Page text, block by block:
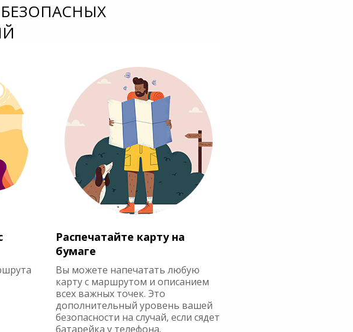
Распечатайте карту на
бумаге
Вы можете напечатать любую
карту с маршрутом и описанием
всех важных точек. Это
дополнительный уровень вашей
безопасности на случай, если сядет
батарейка у телефона.